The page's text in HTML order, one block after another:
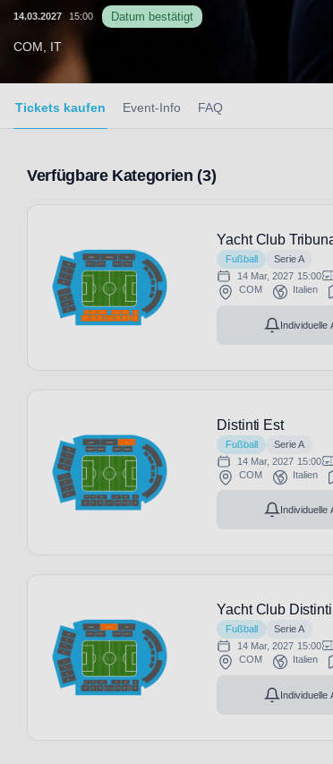
14.03.2027 15:00 Datum bestätigt
COM, IT
Tickets kaufen Event-Info FAQ
Verfügbare Kategorien (3)
Yacht Club
Fußball
Serie A
14 Mar, 2027 15:00
COM
Italien
Individuelle
Distinti Est
Fußball
Serie A
14 Mar, 2027 15:00
COM
Italien
Individuelle
Yacht Club
Fußball
Serie A
14 Mar, 2027 15:00
COM
Italien
Individuelle